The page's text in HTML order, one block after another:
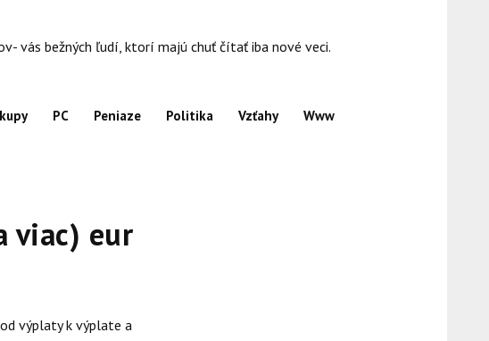
vás bežných ľudí, ktorí majú chuť čítať iba nové veci.
PC Peniaze Politika Vzťahy Www
viac) eur
výplaty k výplate a